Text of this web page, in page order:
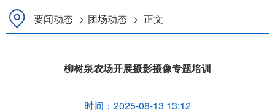
要闻动态 > 团场动态 > 正文
柳树泉农场开展摄影摄像专题培训
时间： 2025-08-13 13:12